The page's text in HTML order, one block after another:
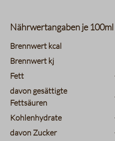
Nährwertangaben je 100ml
charts.nutritions.header_name
Brennwert kcal
Brennwert kj
Fett
davon gesättigte
Fettsäuren
Kohlenhydrate
davon Zucker